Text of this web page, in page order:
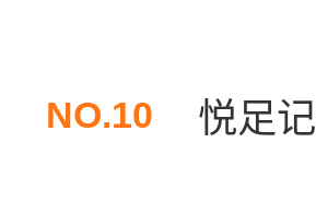
NO.10 悦足